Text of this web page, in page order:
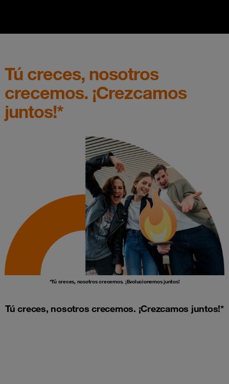
Tú creces, nosotros
crecemos. ¡Crezcamos
juntos!*
*Tú creces, nosotros crecemos. ¡Evolucionemos juntos!
Tú creces, nosotros crecemos. ¡Crezcamos juntos!*